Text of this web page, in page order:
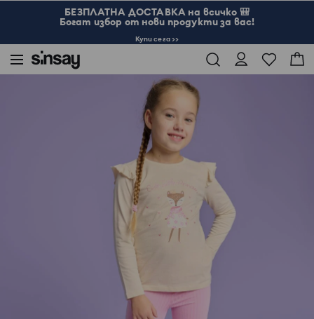
БЕЗПЛАТНА ДОСТАВКА на всичко 🎒
Богат избор от нови продукти за вас!
Купи сега >>
Тениска с дълъг ръкав